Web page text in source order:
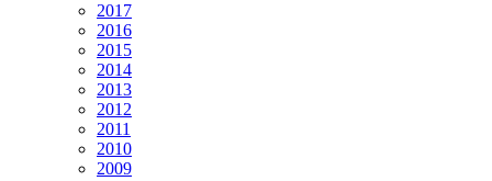
2017
2016
2015
2014
2013
2012
2011
2010
2009